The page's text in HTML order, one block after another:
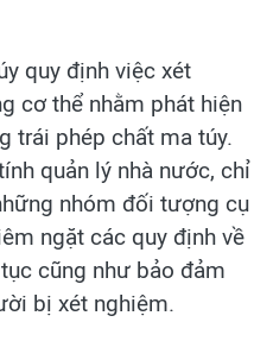
quy định việc xét
cơ thể nhằm phát hiện
trái phép chất ma túy.
quản lý nhà nước, chỉ
nhóm đối tượng cụ
ngặt các quy định về
cũng như bảo đảm
bị xét nghiệm.